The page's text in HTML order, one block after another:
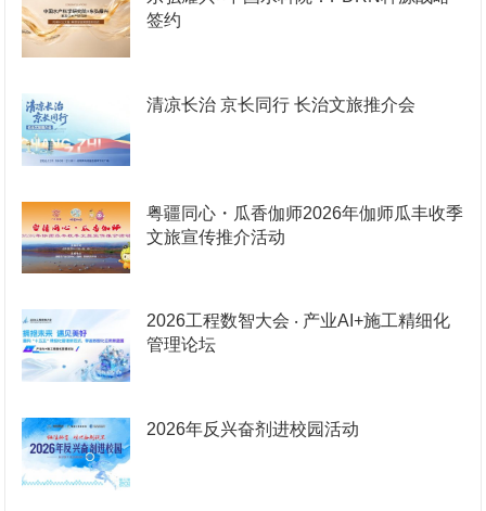
签约
清凉长治 京长同行 长治文旅推介会
粤疆同心・瓜香伽师2026年伽师瓜丰收季
文旅宣传推介活动
2026工程数智大会 ‧ 产业AI+施工精细化
管理论坛
2026年反兴奋剂进校园活动